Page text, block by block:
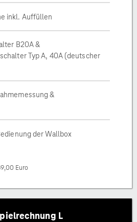
inkl. Auffüllen
B20A &
Typ A, 40A (deutscher
&
der Wallbox
Euro
L